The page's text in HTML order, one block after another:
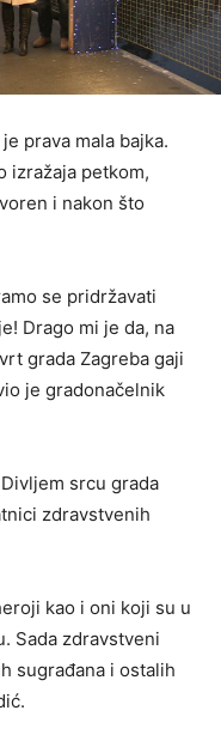
prava mala bajka.
izražaja petkom,
i nakon što
se pridržavati
Drago mi je da, na
grada Zagreba gaji
je gradonačelnik
srcu grada
zdravstvenih
kao i oni koji su u
Sada zdravstveni
sugrađana i ostalih